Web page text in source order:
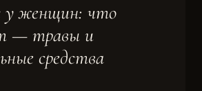
у женщин: что
— травы и
средства